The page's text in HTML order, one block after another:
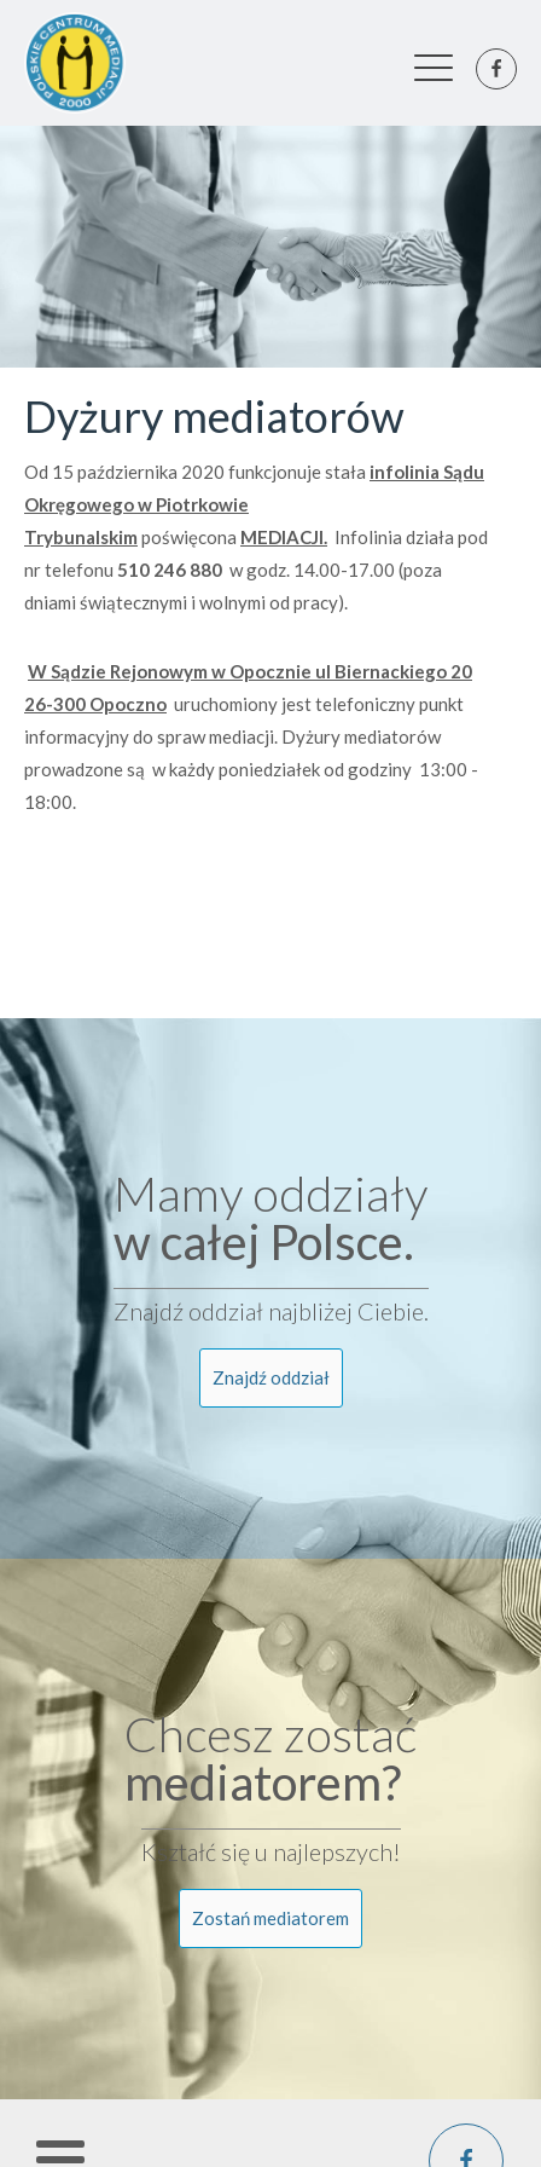
Dyżury mediatorów
Od 15 października 2020 funkcjonuje stała infolinia Sądu
Okręgowego w Piotrkowie
Trybunalskim poświęcona MEDIACJI. Infolinia działa pod
nr telefonu 510 246 880 w godz. 14.00-17.00 (poza
dniami świątecznymi i wolnymi od pracy).
W Sądzie Rejonowym w Opocznie ul Biernackiego 20
26-300 Opoczno uruchomiony jest telefoniczny punkt
informacyjny do spraw mediacji. Dyżury mediatorów
prowadzone są w każdy poniedziałek od godziny 13:00 -
18:00.
Mamy oddziały
w całej Polsce.
Znajdź oddział najbliżej Ciebie.
Znajdź oddział
Chcesz zostać
mediatorem?
Kształć się u najlepszych!
Zostań mediatorem